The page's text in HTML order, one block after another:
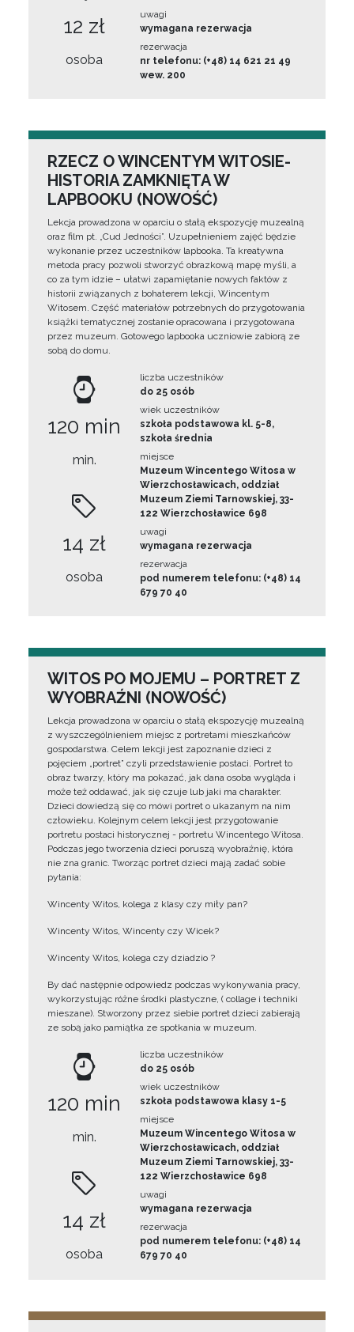
12 zł
osoba
uwagi
wymagana rezerwacja
rezerwacja
nr telefonu: (+48) 14 621 21 49
wew. 200
RZECZ O WINCENTYM WITOSIE-
HISTORIA ZAMKNIĘTA W
LAPBOOKU (NOWOŚĆ)
Lekcja prowadzona w oparciu o stałą ekspozycję muzealną
oraz film pt. „Cud Jedności”. Uzupełnieniem zajęć będzie
wykonanie przez uczestników lapbooka. Ta kreatywna
metoda pracy pozwoli stworzyć obrazkową mapę myśli, a
co za tym idzie – ułatwi zapamiętanie nowych faktów z
historii związanych z bohaterem lekcji, Wincentym
Witosem. Część materiałów potrzebnych do przygotowania
książki tematycznej zostanie opracowana i przygotowana
przez muzeum. Gotowego lapbooka uczniowie zabiorą ze
sobą do domu.
120 min
min.
14 zł
osoba
liczba uczestników
do 25 osób
wiek uczestników
szkoła podstawowa kl. 5-8,
szkoła średnia
miejsce
Muzeum Wincentego Witosa w
Wierzchosławicach, oddział
Muzeum Ziemi Tarnowskiej, 33-
122 Wierzchosławice 698
uwagi
wymagana rezerwacja
rezerwacja
pod numerem telefonu: (+48) 14
679 70 40
WITOS PO MOJEMU – PORTRET Z
WYOBRAŹNI (NOWOŚĆ)
Lekcja prowadzona w oparciu o stałą ekspozycję muzealną
z wyszczególnieniem miejsc z portretami mieszkańców
gospodarstwa. Celem lekcji jest zapoznanie dzieci z
pojęciem „portret” czyli przedstawienie postaci. Portret to
obraz twarzy, który ma pokazać, jak dana osoba wygląda i
może też oddawać, jak się czuje lub jaki ma charakter.
Dzieci dowiedzą się co mówi portret o ukazanym na nim
człowieku. Kolejnym celem lekcji jest przygotowanie
portretu postaci historycznej - portretu Wincentego Witosa.
Podczas jego tworzenia dzieci poruszą wyobraźnię, która
nie zna granic. Tworząc portret dzieci mają zadać sobie
pytania:
Wincenty Witos, kolega z klasy czy miły pan?
Wincenty Witos, Wincenty czy Wicek?
Wincenty Witos, kolega czy dziadzio ?
By dać następnie odpowiedz podczas wykonywania pracy,
wykorzystując różne środki plastyczne, ( collage i techniki
mieszane). Stworzony przez siebie portret dzieci zabierają
ze sobą jako pamiątka ze spotkania w muzeum.
120 min
min.
14 zł
osoba
liczba uczestników
do 25 osób
wiek uczestników
szkoła podstawowa klasy 1-5
miejsce
Muzeum Wincentego Witosa w
Wierzchosławicach, oddział
Muzeum Ziemi Tarnowskiej, 33-
122 Wierzchosławice 698
uwagi
wymagana rezerwacja
rezerwacja
pod numerem telefonu: (+48) 14
679 70 40